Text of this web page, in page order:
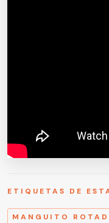
ETIQUETAS DE
MANGUITO